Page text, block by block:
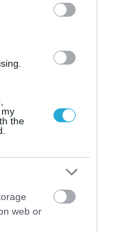
the
web or
στο
«Η
δεν
άλλη